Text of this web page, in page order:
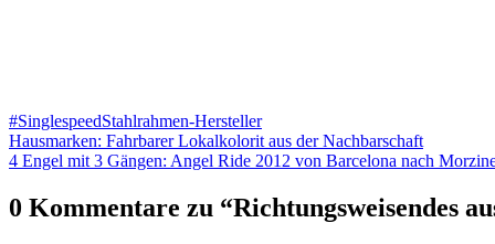
#SinglespeedStahlrahmen-Hersteller
Beitragsnavigation
Hausmarken: Fahrbarer Lokalkolorit aus der Nachbarschaft
4 Engel mit 3 Gängen: Angel Ride 2012 von Barcelona nach
0 Kommentare zu “Richtungsweisendes